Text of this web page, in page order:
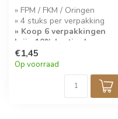
» FPM / FKM / Oringen
» 4 stuks per verpakking
» Koop 6 verpakkingen
krijg 10% korting!
€1,45
Op voorraad